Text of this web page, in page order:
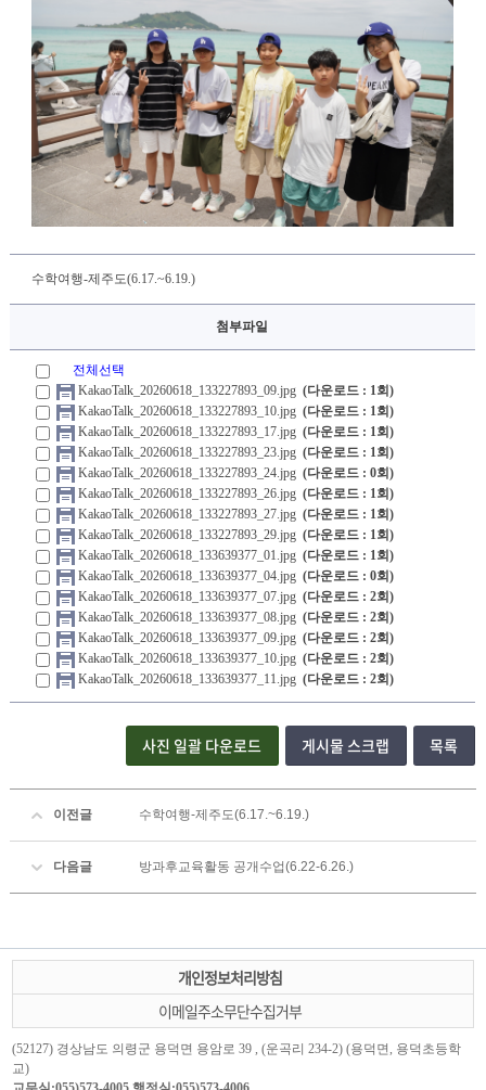
수학여행-제주도(6.17.~6.19.)
첨부파일
전체선택
KakaoTalk_20260618_133227893_09.jpg (다운로드 : 1회)
KakaoTalk_20260618_133227893_10.jpg (다운로드 : 1회)
KakaoTalk_20260618_133227893_17.jpg (다운로드 : 1회)
KakaoTalk_20260618_133227893_23.jpg (다운로드 : 1회)
KakaoTalk_20260618_133227893_24.jpg (다운로드 : 0회)
KakaoTalk_20260618_133227893_26.jpg (다운로드 : 1회)
KakaoTalk_20260618_133227893_27.jpg (다운로드 : 1회)
KakaoTalk_20260618_133227893_29.jpg (다운로드 : 1회)
KakaoTalk_20260618_133639377_01.jpg (다운로드 : 1회)
KakaoTalk_20260618_133639377_04.jpg (다운로드 : 0회)
KakaoTalk_20260618_133639377_07.jpg (다운로드 : 2회)
KakaoTalk_20260618_133639377_08.jpg (다운로드 : 2회)
KakaoTalk_20260618_133639377_09.jpg (다운로드 : 2회)
KakaoTalk_20260618_133639377_10.jpg (다운로드 : 2회)
KakaoTalk_20260618_133639377_11.jpg (다운로드 : 2회)
사진 일괄 다운로드 게시물 스크랩 목록
이전글 수학여행-제주도(6.17.~6.19.)
다음글 방과후교육활동 공개수업(6.22-6.26.)
개인정보처리방침
이메일주소무단수집거부
(52127) 경상남도 의령군 용덕면 용암로 39 , (운곡리 234-2) (용덕면, 용덕초등학
교)